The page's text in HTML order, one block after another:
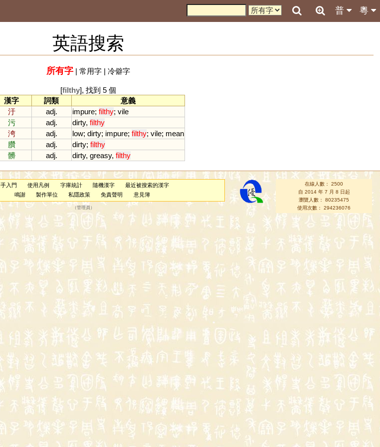
粵
普
英語搜索
所有字| 常用字| 冷僻字
[filthy], 找到 5 個
漢字
詞類
意義
汙
adj. impure; filthy; vile
污
adj. dirty, filthy
洿
adj. low; dirty; impure; filthy; vile; mean
臢
adj. dirty; filthy
髒
adj. dirty, greasy, filthy
入門 使用凡例 字庫統計 隨機漢字
最近被搜索的漢字
鳴謝
製作單位 私隱政策 免責聲明 意見簿
（管理員 ）
在線人數： 2500
自 2014 年 7 月 8 日起
瀏覽人數： 80235475
使用次數： 294236076